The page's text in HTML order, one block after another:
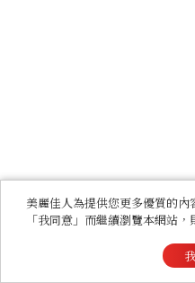
美麗佳人為提供您更多優質的
「我同意」而繼續瀏覽本網站